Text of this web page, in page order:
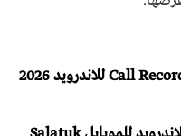
تحميل برنامج مسجل المكالمات Call Recorder للاندرويد 2026